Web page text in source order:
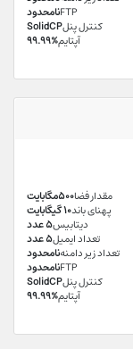
نامحدودFTP
SolidCPکنترل پنل
99.99%آپتایم
500مگابایتمقدار فضا
10 گیگابایتپهنای باند
5 عدددیتابیس
5 عددتعداد ایمیل
نامحدودتعداد زیر دامنه
نامحدودFTP
SolidCPکنترل پنل
99.99%آپتایم